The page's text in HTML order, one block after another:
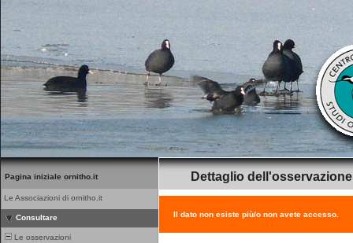
Pagina iniziale ornitho.it
Le Associazioni di ornitho.it
Consultare
Le osservazioni
Dettaglio dell'osservazione
Il dato non esiste più/o non avete accesso.